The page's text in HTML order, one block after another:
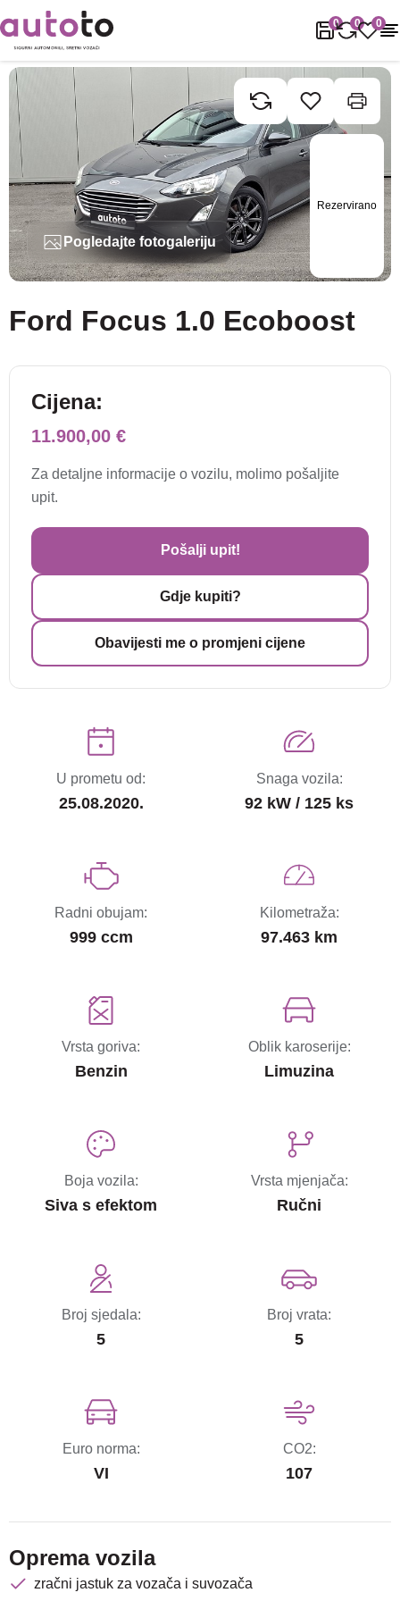
0 0 0
Naslovnica Rabljena vozila Ford Focus 1.0
Rezervirano
Pogledajte fotogaleriju
Ford Focus 1.0 Ecoboost
Cijena:
11.900,00 €
Za detaljne informacije o vozilu, molimo pošaljite
upit.
Pošalji upit!
Gdje kupiti?
Obavijesti me o promjeni cijene
U prometu od:
25.08.2020.
Snaga vozila:
92 kW / 125 ks
Radni obujam:
999 ccm
Kilometraža:
97.463 km
Vrsta goriva:
Benzin
Oblik karoserije:
Limuzina
Boja vozila:
Siva s efektom
Vrsta mjenjača:
Ručni
Broj sjedala:
5
Broj vrata:
5
Euro norma:
VI
CO2:
107
Oprema vozila
zračni jastuk za vozača i suvozača